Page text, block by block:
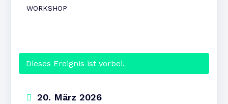
WORKSHOP
Dieses Ereignis ist vorbei.
20. März 2026